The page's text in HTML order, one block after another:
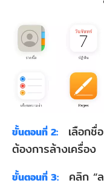
ขั้นตอนที่ 2:
เลือก
ต้องการล้างเครื่อง
ขั้นตอนที่ 3:
คลิก “